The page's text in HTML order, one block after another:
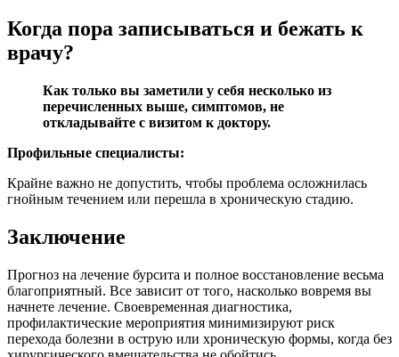
Когда пора записываться и бежать к
врачу?
Как только вы заметили у себя несколько из
перечисленных выше, симптомов, не
откладывайте с визитом к доктору.
Профильные специалисты:
Крайне важно не допустить, чтобы проблема осложнилась
гнойным течением или перешла в хроническую стадию.
Заключение
Прогноз на лечение бурсита и полное восстановление весьма
благоприятный. Все зависит от того, насколько вовремя вы
начнете лечение. Своевременная диагностика,
профилактические мероприятия минимизируют риск
перехода болезни в острую или хроническую формы, когда без